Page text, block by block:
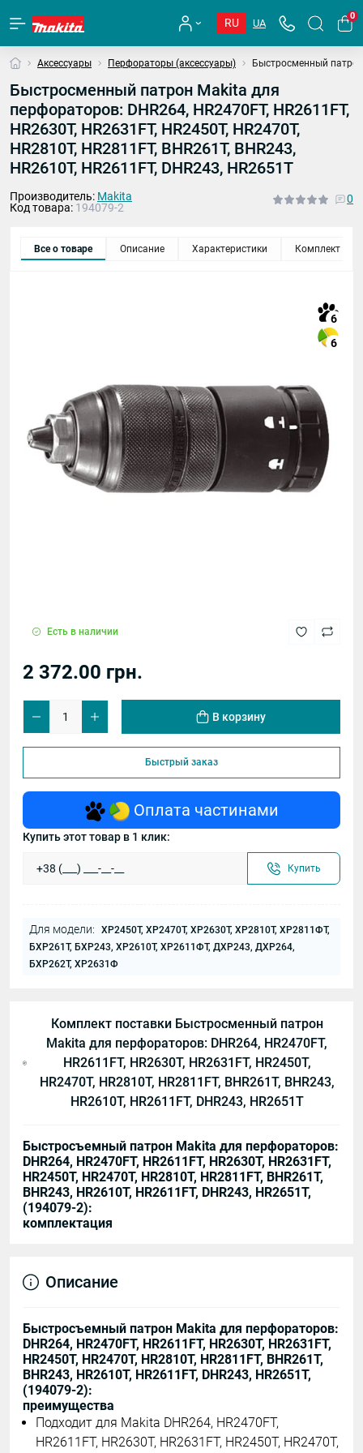
RU UA
0
Аксессуары Перфораторы (аксессуары) Быстросменный патрон
Быстросменный патрон Makita для
перфораторов: DHR264, HR2470FT, HR2611FT,
HR2630T, HR2631FT, HR2450T, HR2470T,
HR2810T, HR2811FT, BHR261T, BHR243,
HR2610T, HR2611FT, DHR243, HR2651T
Производитель: Makita
Код товара: 194079-2
0
Все о товаре Описание Характеристики Комплект
6
6
Есть в наличии
2 372.00 грн.
В корзину
Быстрый заказ
Оплата частинами
Купить этот товар в 1 клик:
Купить
Для модели:
ХР2450Т, ХР2470Т, ХР2630Т, ХР2810Т, ХР2811ФТ,
БХР261Т, БХР243, ХР2610Т, ХР2611ФТ, ДХР243, ДХР264,
БХР262Т, ХР2631Ф
Комплект поставки Быстросменный патрон
Makita для перфораторов: DHR264, HR2470FT,
HR2611FT, HR2630T, HR2631FT, HR2450T,
HR2470T, HR2810T, HR2811FT, BHR261T, BHR243,
HR2610T, HR2611FT, DHR243, HR2651T
Быстросъемный патрон Makita для перфораторов:
DHR264, HR2470FT, HR2611FT, HR2630T, HR2631FT,
HR2450T, HR2470T, HR2810T, HR2811FT, BHR261T,
BHR243, HR2610T, HR2611FT, DHR243, HR2651T,
(194079-2):
комплектация
Описание
Быстросъемный патрон Makita для перфораторов:
DHR264, HR2470FT, HR2611FT, HR2630T, HR2631FT,
HR2450T, HR2470T, HR2810T, HR2811FT, BHR261T,
BHR243, HR2610T, HR2611FT, DHR243, HR2651T,
(194079-2):
преимущества
Подходит для Makita DHR264, HR2470FT,
HR2611FT, HR2630T, HR2631FT, HR2450T, HR2470T,